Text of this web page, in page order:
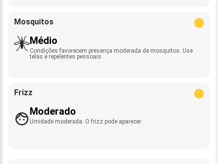
Mosquitos
Médio
Condições favorecem presença moderada de mosquitos. Use
telas e repelentes pessoais.
Frizz
Moderado
Umidade moderada. O frizz pode aparecer.